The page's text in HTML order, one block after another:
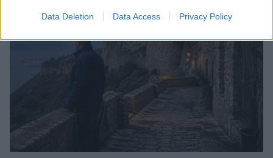
Data Deletion Data Access Privacy Policy